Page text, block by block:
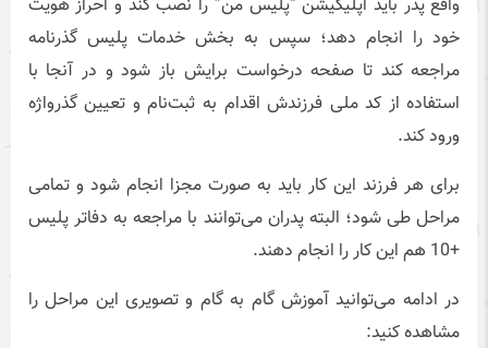
واقع پدر باید اپلیکیشن “پلیس من” را نصب کند و احراز هویت
خود را انجام دهد؛ سپس به بخش خدمات پلیس گذرنامه
مراجعه کند تا صفحه درخواست برایش باز شود و در آنجا با
استفاده از کد ملی فرزندش اقدام به ثبت‌نام و تعیین گذرواژه
ورود کند.
برای هر فرزند این کار باید به صورت مجزا انجام شود و تمامی
مراحل طی شود؛ البته پدران می‌توانند با مراجعه به دفاتر پلیس
+10 هم این کار را انجام دهند.
در ادامه می‌توانید آموزش گام به گام و تصویری این مراحل را
مشاهده کنید: